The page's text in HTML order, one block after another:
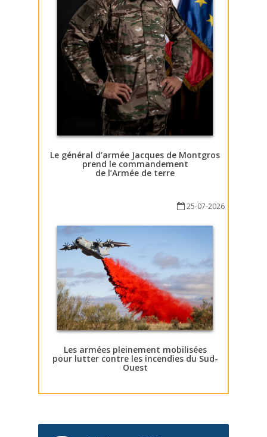
Le général d’armée Jacques de Montgros
prend le commandement
de l’Armée de terre
25-07-2026
Les armées pleinement mobilisées
pour lutter contre les incendies du Sud-
Ouest